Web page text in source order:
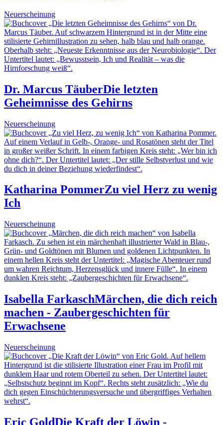
Neuerscheinung
Dr. Marcus TäuberDie letzten
Geheimnisse des Gehirns
Neuerscheinung
Katharina PommerZu viel Herz zu wenig
Ich
Neuerscheinung
Isabella FarkaschMärchen, die dich reich
machen - Zaubergeschichten für
Erwachsene
Neuerscheinung
Eric GoldDie Kraft der Löwin -